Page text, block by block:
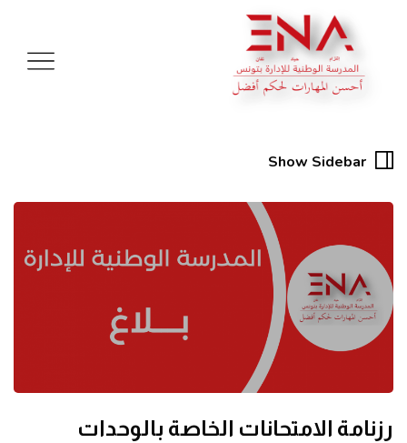
Show Sidebar
رزنامة الامتحانات الخاصة بالوحدات